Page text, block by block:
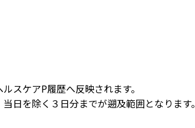
スケアP履歴へ反映されます。
日を除く３日分までが遡及範囲となります。